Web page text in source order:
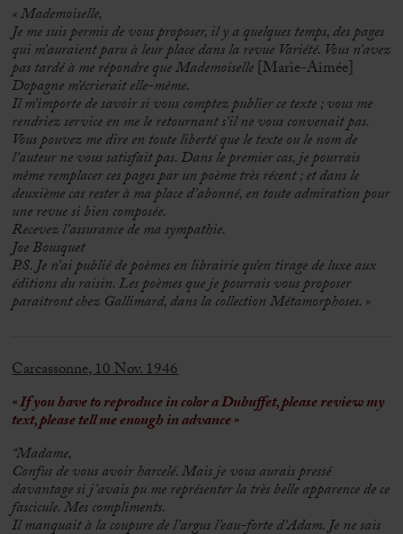
« Mademoiselle,
Je me suis permis de vous proposer, il y a quelques temps, des pages
qui m’auraient paru à leur place dans la revue Variété. Vous n’avez
pas tardé à me répondre que Mademoiselle [Marie-Aimée]
Dopagne m’écrierait elle-même.
Il m’importe de savoir si vous comptez publier ce texte ; vous me
rendriez service en me le retournant s’il ne vous convenait pas.
Vous pouvez me dire en toute liberté que le texte ou le nom de
l’auteur ne vous satisfait pas. Dans le premier cas, je pourrais
même remplacer ces pages par un poème très récent ; et dans le
deuxième cas rester à ma place d’abonné, en toute admiration pour
une revue si bien composée.
Recevez l’assurance de ma sympathie.
Joe Bousquet
P.S. Je n’ai publié de poèmes en librairie qu’en tirage de luxe aux
éditions du raisin. Les poèmes que je pourrais vous proposer
paraîtront chez Gallimard, dans la collection Métamorphoses. »
Carcassonne, 10 Nov. 1946
« If you have to reproduce in color a Dubuffet, please review my
text, please tell me enough in advance »
“Madame,
Confus de vous avoir harcelé. Mais je vous aurais pressé
davantage si j’avais pu me représenter la très belle apparence de ce
fascicule. Mes compliments.
Il manquait à la coupure de l’argus l’eau-forte d’Adam. Je ne sais